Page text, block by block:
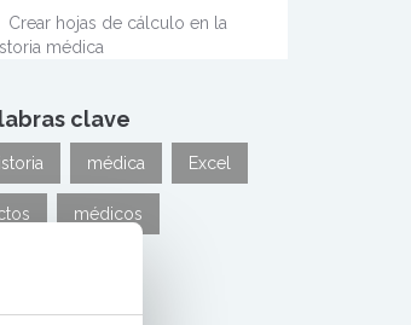
Crear hojas de cálculo en la
médica
clave
médica Excel
médicos